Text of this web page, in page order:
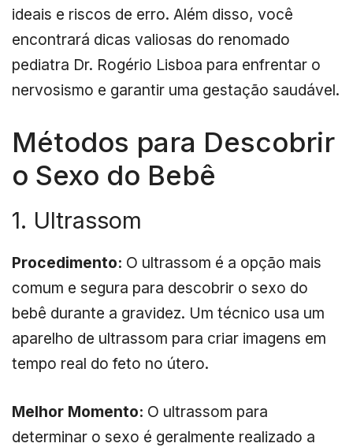
ideais e riscos de erro. Além disso, você
encontrará dicas valiosas do renomado
pediatra Dr. Rogério Lisboa para enfrentar o
nervosismo e garantir uma gestação saudável.
Métodos para Descobrir
o Sexo do Bebê
1. Ultrassom
Procedimento: O ultrassom é a opção mais
comum e segura para descobrir o sexo do
bebê durante a gravidez. Um técnico usa um
aparelho de ultrassom para criar imagens em
tempo real do feto no útero.
Melhor Momento: O ultrassom para
determinar o sexo é geralmente realizado a